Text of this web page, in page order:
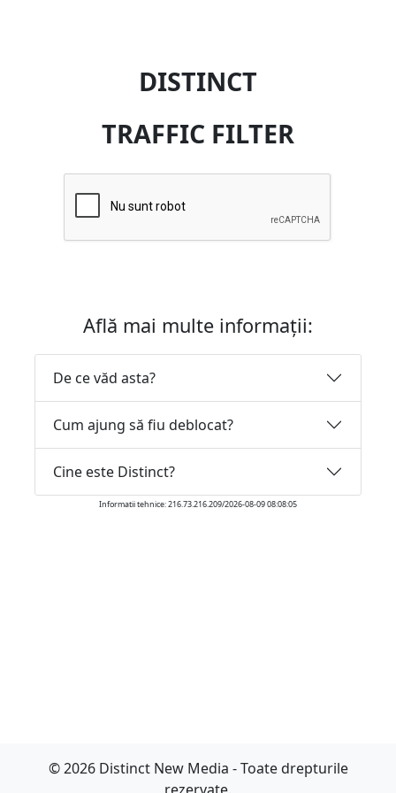
DISTINCT
TRAFFIC FILTER
Află mai multe informații:
De ce văd asta?
Cum ajung să fiu deblocat?
Cine este Distinct?
Informatii tehnice: 216.73.216.209/2026-08-09 08:08:05
© 2026 Distinct New Media - Toate drepturile